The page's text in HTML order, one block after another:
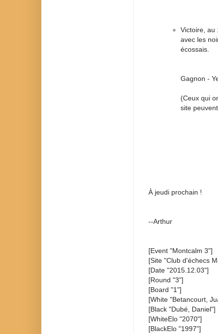
Victoire, au
avec les
écossais.
Gagnon -
(Ceux qui
site
À jeudi prochain !
--Arthur
[Event "Montcalm 3"]
[Site "Club d'échecs
[Date "2015.12.03"]
[Round "3"]
[Board "1"]
[White "Betancourt,
[Black "Dubé, Daniel"]
[WhiteElo "2070"]
[BlackElo "1997"]